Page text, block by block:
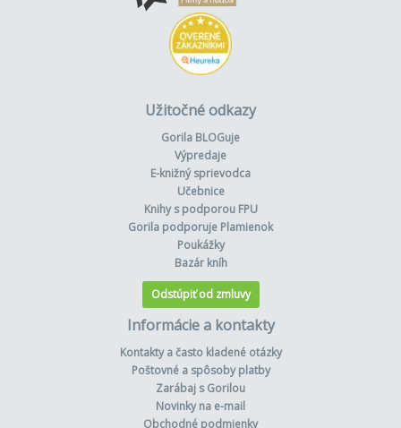
Užitočné odkazy
Gorila BLOGuje
Výpredaje
E-knižný sprievodca
Učebnice
Knihy s podporou FPU
Gorila podporuje Plamienok
Poukážky
Bazár kníh
Odstúpiť od zmluvy
Informácie a kontakty
Kontakty a často kladené otázky
Poštovné a spôsoby platby
Zarábaj s Gorilou
Novinky na e-mail
Obchodné podmienky